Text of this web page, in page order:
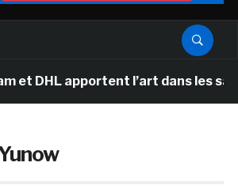
DHL apportent l’art dans les salles